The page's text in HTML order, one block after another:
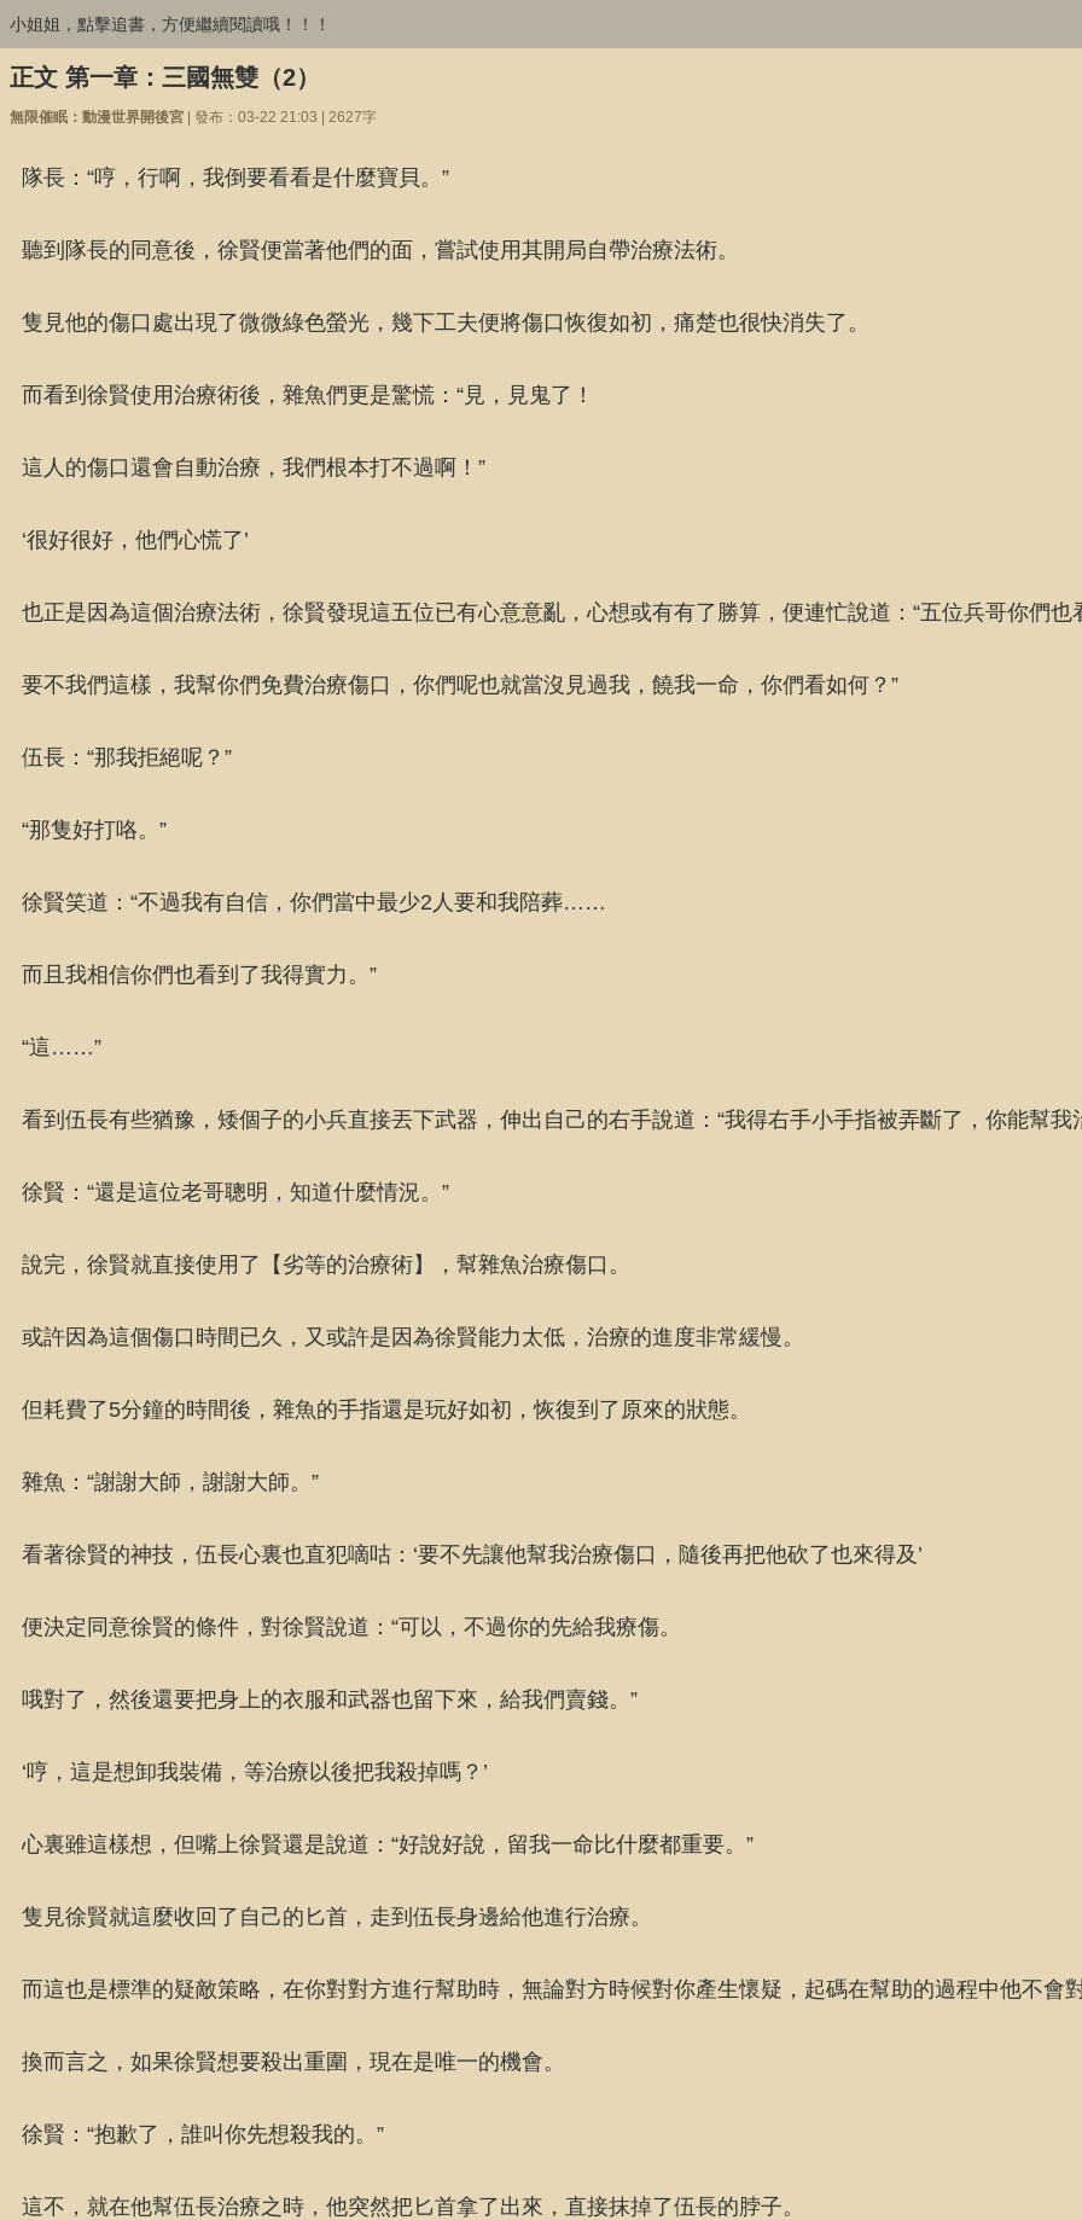
小姐姐，點擊追書，方便繼續閱讀哦！！！
正文 第一章：三國無雙（2）
無限催眠：動漫世界開後宮| 發布：03-22 21:03 | 2627字
隊長：“哼，行啊，我倒要看看是什麼寶貝。”
聽到隊長的同意後，徐賢便當著他們的面，嘗試使用其開局自帶治療法術。
隻見他的傷口處出現了微微綠色螢光，幾下工夫便將傷口恢復如初，痛楚也很快消失了。
而看到徐賢使用治療術後，雜魚們更是驚慌：“見，見鬼了！
這人的傷口還會自動治療，我們根本打不過啊！”
‘很好很好，他們心慌了’
也正是因為這個治療法術，徐賢發現這五位已有心意意亂，心想或有有了勝算，便連忙說道：“五位兵哥你們也
要不我們這樣，我幫你們免費治療傷口，你們呢也就當沒見過我，饒我一命，你們看如何？”
伍長：“那我拒絕呢？”
“那隻好打咯。”
徐賢笑道：“不過我有自信，你們當中最少2人要和我陪葬……
而且我相信你們也看到了我得實力。”
“這……”
看到伍長有些猶豫，矮個子的小兵直接丟下武器，伸出自己的右手說道：“我得右手小手指被弄斷了，你能幫我
徐賢：“還是這位老哥聰明，知道什麼情況。”
說完，徐賢就直接使用了【劣等的治療術】，幫雜魚治療傷口。
或許因為這個傷口時間已久，又或許是因為徐賢能力太低，治療的進度非常緩慢。
但耗費了5分鐘的時間後，雜魚的手指還是玩好如初，恢復到了原來的狀態。
雜魚：“謝謝大師，謝謝大師。”
看著徐賢的神技，伍長心裏也直犯嘀咕：‘要不先讓他幫我治療傷口，隨後再把他砍了也來得及’
便決定同意徐賢的條件，對徐賢說道：“可以，不過你的先給我療傷。
哦對了，然後還要把身上的衣服和武器也留下來，給我們賣錢。”
‘哼，這是想卸我裝備，等治療以後把我殺掉嗎？’
心裏雖這樣想，但嘴上徐賢還是說道：“好說好說，留我一命比什麼都重要。”
隻見徐賢就這麼收回了自己的匕首，走到伍長身邊給他進行治療。
而這也是標準的疑敵策略，在你對對方進行幫助時，無論對方時候對你產生懷疑，起碼在幫助的過程中他不會
換而言之，如果徐賢想要殺出重圍，現在是唯一的機會。
徐賢：“抱歉了，誰叫你先想殺我的。”
這不，就在他幫伍長治療之時，他突然把匕首拿了出來，直接抹掉了伍長的脖子。